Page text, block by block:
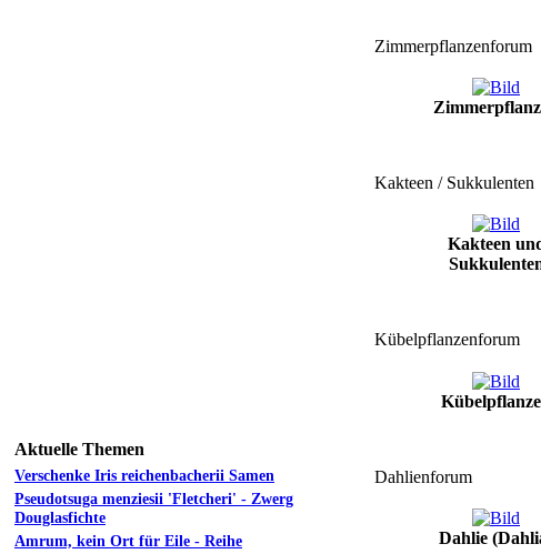
Aktuelle Themen
Verschenke Iris reichenbacherii Samen
Pseudotsuga menziesii 'Fletcheri' - Zwerg
Douglasfichte
Amrum, kein Ort für Eile - Reihe
Zimmerpflanzenforum
Kakteen / Sukkulenten
Kakteen
Kübelpflanzenforum
Dahlienforum
Dahlie